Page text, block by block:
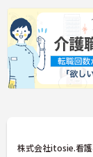
株式会社itosie.看